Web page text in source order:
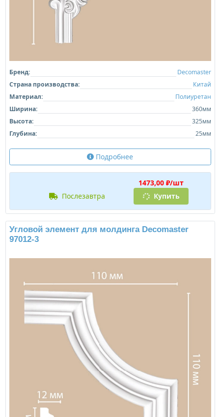
Бренд:
Decomaster
Страна производства:
Китай
Материал:
Полиуретан
Ширина:
360мм
Высота:
325мм
Глубина:
25мм
Подробнее
1473,00 ₽/шт
послезавтра
Купить
Угловой элемент для молдинга Decomaster
97012-3